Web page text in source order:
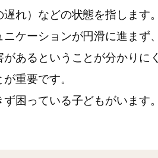
れ）などの状態を指します。
ケーションが円滑に進まず
あるということが分かり
重要です。
困っている子どもがいま